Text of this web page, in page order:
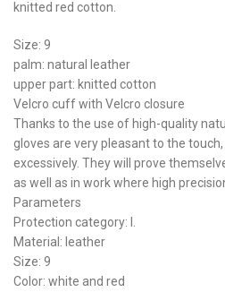
knitted red cotton.
Size: 9
palm: natural leather
upper part: knitted cotton
Velcro cuff with Velcro closure
Thanks to the use of high-quality
gloves are very pleasant to the
excessively. They will prove
as well as in work where high
Parameters
Protection category: I.
Material: leather
Size: 9
Color: white and red